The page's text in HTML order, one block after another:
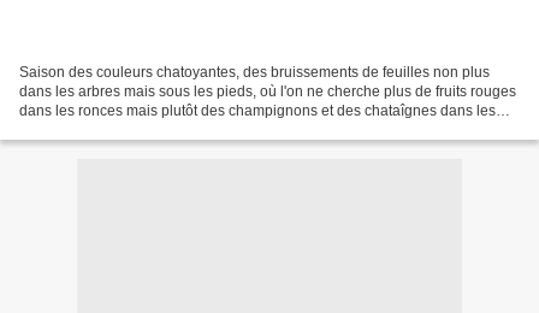
Saison des couleurs chatoyantes, des bruissements de feuilles non plus
dans les arbres mais sous les pieds, où l'on ne cherche plus de fruits rouges
dans les ronces mais plutôt des champignons et des chataîgnes dans les